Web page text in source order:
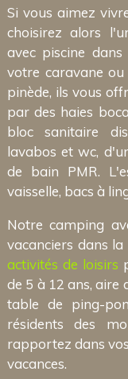
Si vous aimez
choisirez alors
avec piscine
votre caravane
pinède, ils vous
par des haies
bloc sanitaire
lavabos et wc,
de bain PMR.
vaisselle, bacs à
Notre camping
vacanciers dans
activités de loisirs
de 5 à 12 ans, aire
table de ping-
résidents des
rapportez dans
vacances.